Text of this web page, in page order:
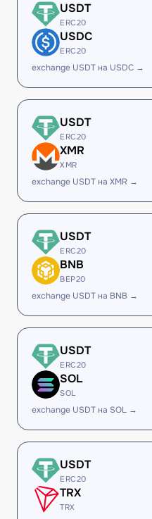
USDT
ERC20
USDC
ERC20
exchange USDT на USDC →
USDT
ERC20
XMR
XMR
exchange USDT на XMR →
USDT
ERC20
BNB
BEP20
exchange USDT на BNB →
USDT
ERC20
SOL
SOL
exchange USDT на SOL →
USDT
ERC20
TRX
TRX